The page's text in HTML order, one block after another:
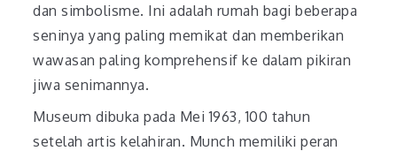
dan simbolisme. Ini adalah rumah bagi beberapa
seninya yang paling memikat dan memberikan
wawasan paling komprehensif ke dalam pikiran
jiwa senimannya.
Museum dibuka pada Mei 1963, 100 tahun
setelah artis kelahiran. Munch memiliki peran